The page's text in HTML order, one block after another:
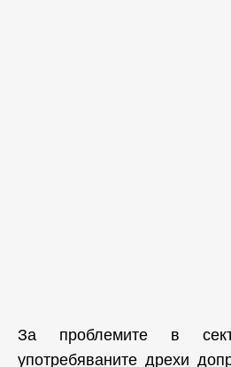
За проблемите в
употребяваните дрехи